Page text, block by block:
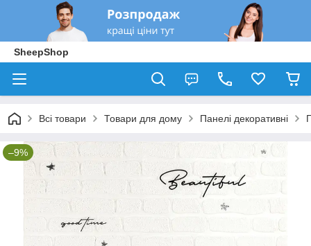
SheepShop
Всі товари Товари для дому Панелі декоративні
–9%